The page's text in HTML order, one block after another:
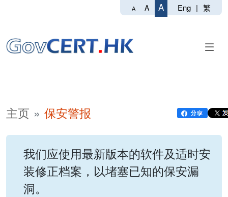
A A A Eng | 繁
主页 保安警报
我们应使用最新版本的软件及适时安
装修正档案，以堵塞已知的保安漏
洞。